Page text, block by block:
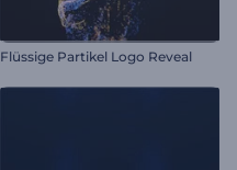
Flüssige Partikel Logo Reveal